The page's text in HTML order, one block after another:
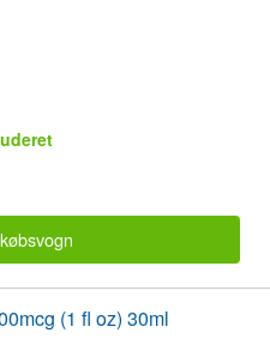
(1 fl oz) 30ml